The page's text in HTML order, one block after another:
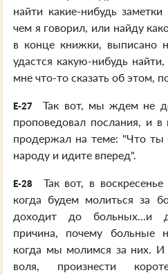
найти какие-нибудь
чем я говорил, или найду
в конце книжки, выписано
удастся какую-нибудь
мне что-то сказать об этом,
E-27
Так вот, мы ждем не
проповедовал послания, и в
продержал на теме: "Что
народу и идите вперед".
E-28
Так вот, в
когда будем молиться за
доходит до больных...и
причина, почему больные
когда мы молимся за них.
воля, произнести